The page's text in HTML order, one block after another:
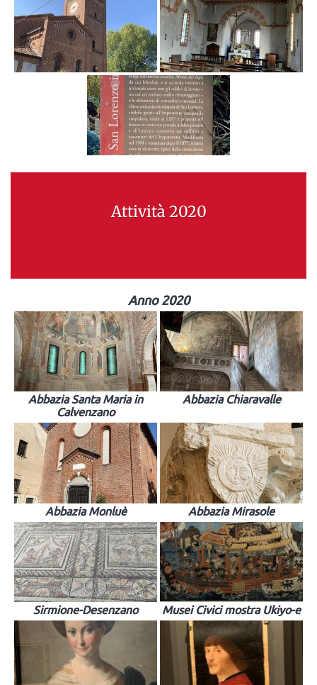
Attività 2020
Anno 2020
Abbazia Santa Maria in
Calvenzano
Abbazia Chiaravalle
Abbazia Monluè Abbazia Mirasole
Sirmione-Desenzano Musei Civici mostra Ukiyo-e